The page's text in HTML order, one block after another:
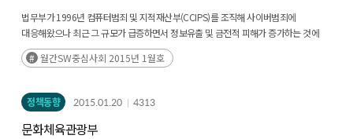
법무부가 1996년 컴퓨터범죄 및 지적재산부(CCIPS)를 조직해 사이버범죄에
대응해왔으나 최근 그 규모가 급증하면서 정보유출 및 금전적 피해가 증가하는 것에
대한 대응
사이버보안 유닛을 기존 지적재산부 산하에 편성해 사이버범죄에 대한 법적
월간SW중심사회 2015년 1월호
정책동향 2015.01.20 4313
문화체육관광부